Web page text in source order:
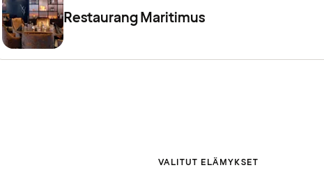
Restaurang Maritimus
VALITUT ELÄMYKSET